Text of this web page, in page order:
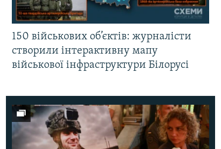
150 військових об’єктів: журналісти
створили інтерактивну мапу
військової інфраструктури Білорусі